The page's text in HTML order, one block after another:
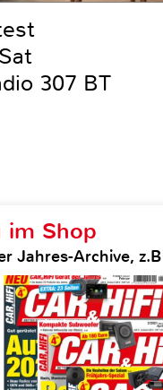
im Shop
Jahres-Archive,
307 BT